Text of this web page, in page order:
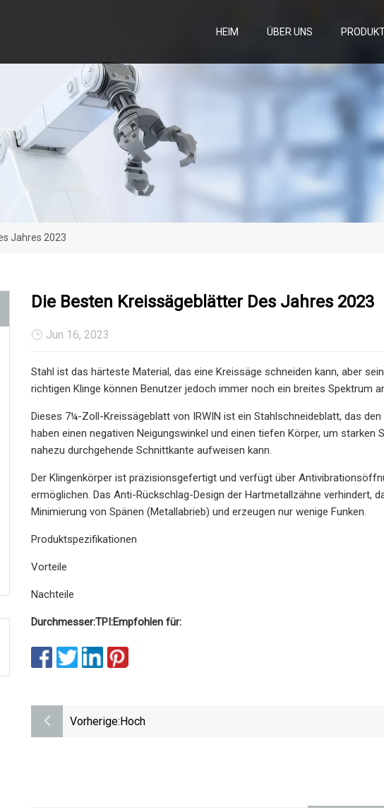
HEIM ÜBER UNS
Jahres 2023
Die Besten Kreissägeblätter Des Jahres 2023
Jun 16, 2023
Stahl ist das härteste Material, das eine Kreissäge schneiden kann, aber
richtigen Klinge können Benutzer jedoch immer noch ein breites Spektrum
Dieses 7¼-Zoll-Kreissägeblatt von IRWIN ist ein Stahlschneideblatt, das
haben einen negativen Neigungswinkel und einen tiefen Körper, um
nahezu durchgehende Schnittkante aufweisen kann.
Der Klingenkörper ist präzisionsgefertigt und verfügt über
ermöglichen. Das Anti-Rückschlag-Design der Hartmetallzähne verhindert,
Minimierung von Spänen (Metallabrieb) und erzeugen nur wenige Funken.
Produktspezifikationen
Vorteile
Nachteile
Durchmesser:TPI:Empfohlen für:
Vorherige:Hoch